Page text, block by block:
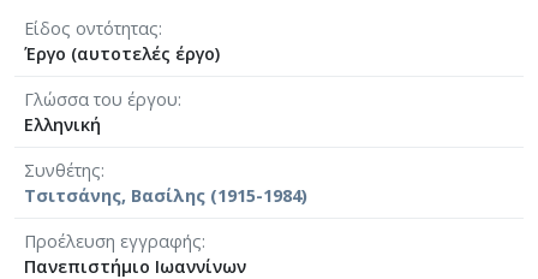
Είδος οντότητας
Έργο (αυτοτελές έργο)
Γλώσσα του έργου
Ελληνική
Συνθέτης
Τσιτσάνης, Βασίλης (1915-1984)
Προέλευση εγγραφής
Πανεπιστήμιο Ιωαννίνων